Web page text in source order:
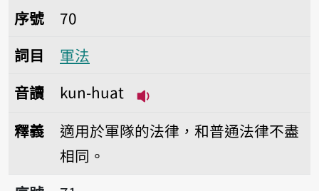
序號70軍法
序號
70
詞目
軍法
音讀
kun-huat
釋義
適用於軍隊的法律，和普通法律不盡
相同。
序號71臨檢